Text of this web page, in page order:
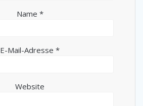
Name *
E-Mail-Adresse *
Website